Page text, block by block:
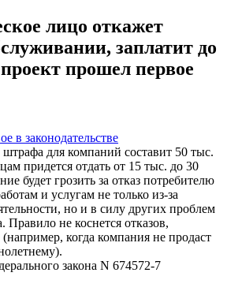
лицо откажет
заплатит до
прошел первое
в законодательстве
для компаний составит 50 тыс.
придется отдать от 15 тыс. до 30
будет грозить за отказ потребителю
и услугам не только из-за
но и в силу других проблем
Правило не коснется отказов,
когда компания не продаст
закона N 674572-7